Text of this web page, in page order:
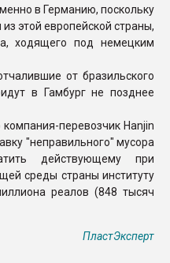
в Германию, поскольку
этой европейской страны,
ходящего под немецким
от бразильского
в Гамбург не позднее
перевозчик Hanjin
"неправильного" мусора
действующему при
среды страны институту
реалов (848 тысяч
ПластЭксперт